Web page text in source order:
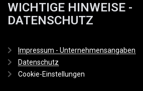
WICHTIGE HINWEISE -
DATENSCHUTZ
Impressum - Unternehmensangaben
Datenschutz
Cookie-Einstellungen